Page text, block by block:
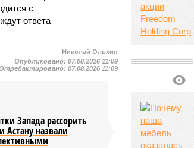
с
ответа
Николай Ольхин
Опубликовано:07.08.2026 11:09
07.08.2026 11:09
Запада рассорить
Астану назвали